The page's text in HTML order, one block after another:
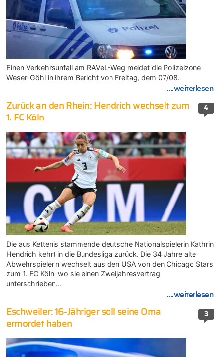
Einen Verkehrsunfall am RAVeL-Weg meldet die Polizeizone
Weser-Göhl in ihrem Bericht von Freitag, dem 07/08.
....weiterlesen
4
Zurück an den Rhein: Hendrich wechselt zum
1. FC Köln
Die aus Kettenis stammende deutsche Nationalspielerin Kathrin
Hendrich kehrt in die Bundesliga zurück. Die 34 Jahre alte
Abwehrspielerin wechselt aus den USA von den Chicago Stars
zum 1. FC Köln, wo sie einen Zweijahresvertrag
unterschrieben…
....weiterlesen
3
Eschweiler: 16-Jähriger soll seine Oma
ermordet haben